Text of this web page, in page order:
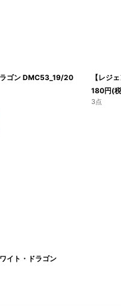
ラゴン DMC53_19/20
【レジ
180円(
3点
イト・ドラゴン